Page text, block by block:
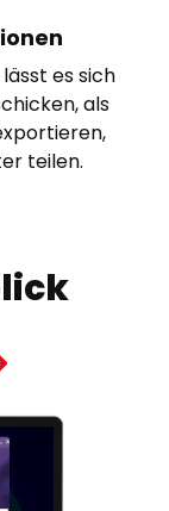
es sich
als
teilen.